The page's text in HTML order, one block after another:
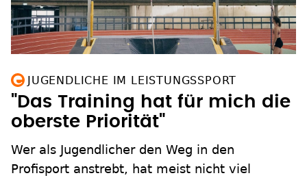
JUGENDLICHE IM LEISTUNGSSPORT
"Das Training hat für mich die
oberste Priorität"
Wer als Jugendlicher den Weg in den
Profisport anstrebt, hat meist nicht viel